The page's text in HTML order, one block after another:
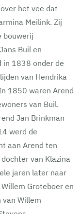
het vee dat
Meilink. Zij
bouwerij
Buil en
in 1838 onder de
van Hendrika
1850 waren Arend
van Buil.
Jan Brinkman
werd de
aan Arend ten
van Klazina
jaren later naar
Groteboer en
van Willem